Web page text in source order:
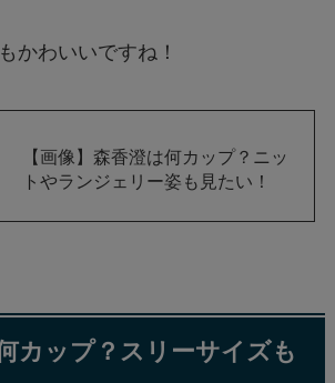
かわいいですね！
【画像】森香澄は何カップ？ニッ
トやランジェリー姿も見たい！
カップ？スリーサイズも